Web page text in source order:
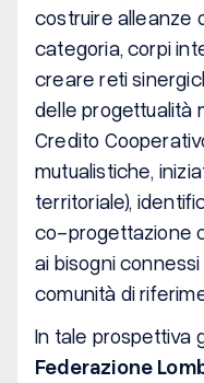
costruire alleanze
categoria, corpi
creare reti
delle progettualità
Credito
mutualistiche,
territoriale),
co-progettazione
ai bisogni
comunità di
In tale prospettiva
Federazione